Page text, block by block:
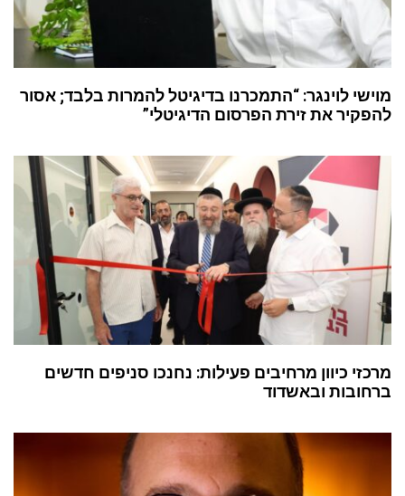
מוישי לוינגר: “התמכרנו בדיגיטל להמרות בלבד; אסור
להפקיר את זירת הפרסום הדיגיטלי”
מרכזי כיוון מרחיבים פעילות: נחנכו סניפים חדשים
ברחובות ובאשדוד